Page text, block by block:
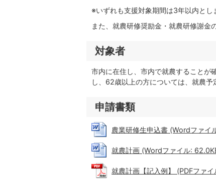
※いずれも支援対象期間は3年以内とし
また、就農研修奨励金・就農研修謝金
対象者
市内に在住し、市内で就農することが
し、62歳以上の方については、就農予
申請書類
農業研修生申込書 (Wordファイ
就農計画 (Wordファイル:
就農計画【記入例】 (PDFファイ